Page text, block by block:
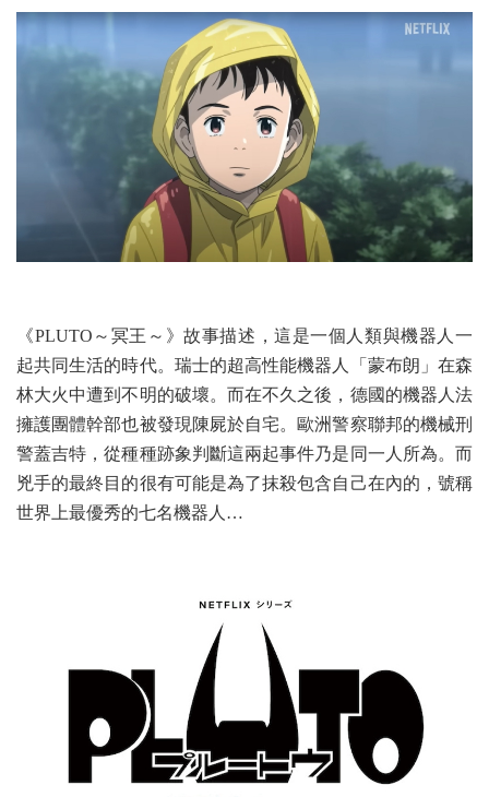
《PLUTO～冥王～》故事描述，這是一個人類與機器人一
起共同生活的時代。瑞士的超高性能機器人「蒙布朗」在森
林大火中遭到不明的破壞。而在不久之後，德國的機器人法
擁護團體幹部也被發現陳屍於自宅。歐洲警察聯邦的機械刑
警蓋吉特，從種種跡象判斷這兩起事件乃是同一人所為。而
兇手的最終目的很有可能是為了抹殺包含自己在內的，號稱
世界上最優秀的七名機器人…